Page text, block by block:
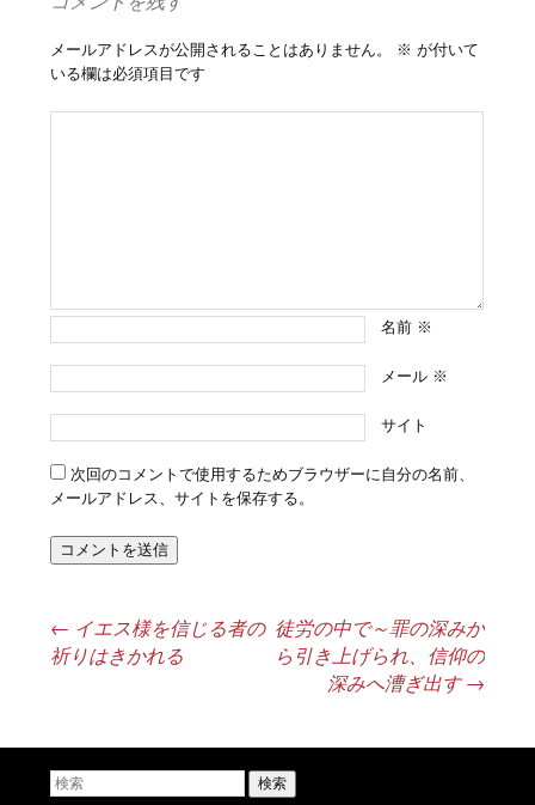
メールアドレスが公開されることはありません。 ※ が付いて
いる欄は必須項目です
名前 ※
メール ※
サイト
次回のコメントで使用するためブラウザーに自分の名前、
メールアドレス、サイトを保存する。
投稿ナビゲーション
← イエス様を信じる者の
祈りはきかれる
徒労の中で～罪の深みか
ら引き上げられ、信仰の
深みへ漕ぎ出す→
検索